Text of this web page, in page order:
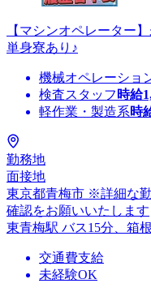
【マシンオペレーター
単身寮あり♪
機械オペレーショ
検査スタッフ 時給
軽作業・製造系時
勤務地
面接地
東京都青梅市 ※詳細な
確認をお願いいたします
東青梅駅 バス15分、箱
交通費支給
未経験OK